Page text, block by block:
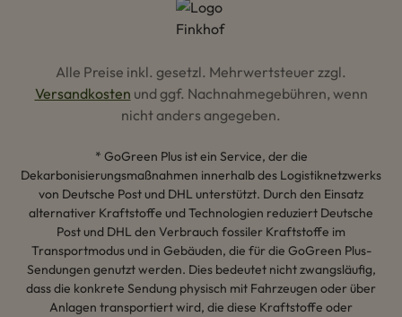
Alle Preise inkl. gesetzl. Mehrwertsteuer zzgl.
Versandkosten und ggf. Nachnahmegebühren, wenn
nicht anders angegeben.
* GoGreen Plus ist ein Service, der die
Dekarbonisierungsmaßnahmen innerhalb des Logistiknetzwerks
von Deutsche Post und DHL unterstützt. Durch den Einsatz
alternativer Kraftstoffe und Technologien reduziert Deutsche
Post und DHL den Verbrauch fossiler Kraftstoffe im
Transportmodus und in Gebäuden, die für die GoGreen Plus-
Sendungen genutzt werden. Dies bedeutet nicht zwangsläufig,
dass die konkrete Sendung physisch mit Fahrzeugen oder über
Anlagen transportiert wird, die diese Kraftstoffe oder